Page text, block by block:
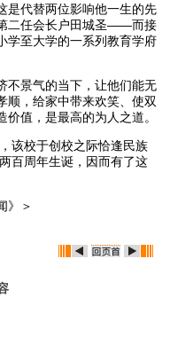
是代替两位影响他一生的先
二任会长户田城圣——而接
学至大学的一系列教育学府
不景气的当下，让他们能无
顺，给家中带来欢笑、使双
值，是最高的为人之道。
该校于创校之际恰逢民族
百周年生诞，因而有了这
》＞